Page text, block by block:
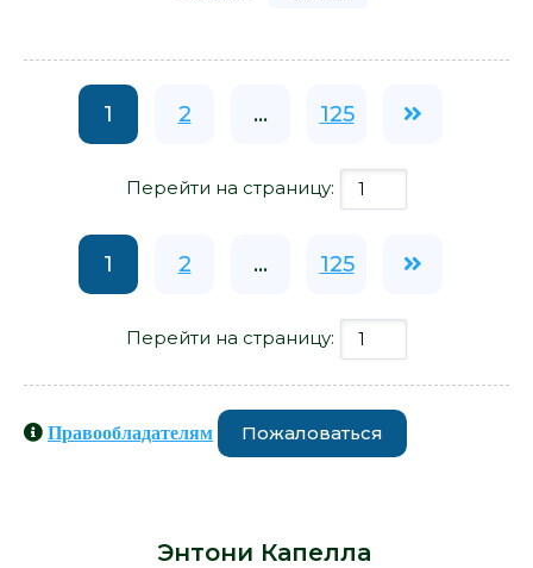
1 2 ... 125
Перейти на страницу:
1 2 ... 125
Перейти на страницу:
Правообладателям Пожаловаться
Энтони Капелла